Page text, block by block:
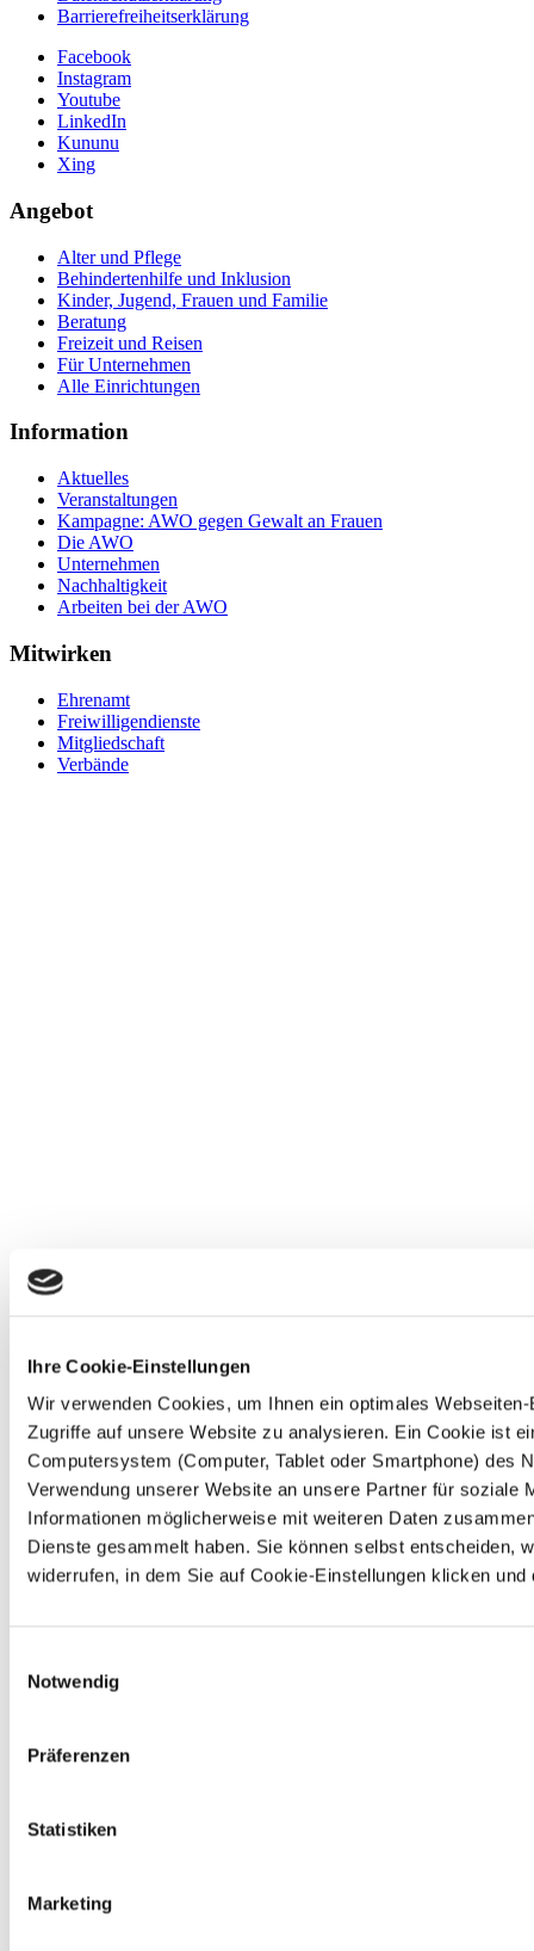
Ihre Cookie-Einstellungen
Wir verwenden Cookies, um Ihnen ein optimales
Zugriffe auf unsere Website zu analysieren. Ein Cookie ist
Computersystem (Computer, Tablet oder Smartphone) des
Verwendung unserer Website an unsere Partner für
Informationen möglicherweise mit weiteren Daten
Dienste gesammelt haben. Sie können selbst entscheiden,
widerrufen, in dem Sie auf Cookie-Einstellungen klicken und
Notwendig
Präferenzen
Statistiken
Marketing
Barrierefreiheitserklärung
Facebook
Instagram
Youtube
LinkedIn
Kununu
Xing
Angebot
Alter und Pflege
Behindertenhilfe und Inklusion
Kinder, Jugend, Frauen und Familie
Beratung
Freizeit und Reisen
Für Unternehmen
Alle Einrichtungen
Information
Aktuelles
Veranstaltungen
Kampagne: AWO gegen Gewalt an Frauen
Die AWO
Unternehmen
Nachhaltigkeit
Arbeiten bei der AWO
Mitwirken
Ehrenamt
Freiwilligendienste
Mitgliedschaft
Verbände